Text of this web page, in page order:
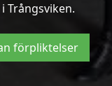
Trångsviken.
förpliktelser